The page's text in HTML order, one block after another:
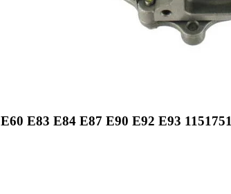
E83 E84 E87 E90 E92 E93